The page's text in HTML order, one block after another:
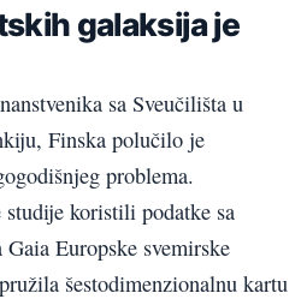
galaksija je
sa Sveučilišta u
Finska polučilo je
problema.
koristili podatke sa
Europske svemirske
šestodimenzionalnu kartu